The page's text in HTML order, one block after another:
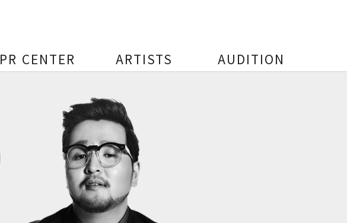
PR CENTER ARTISTS AUDITION